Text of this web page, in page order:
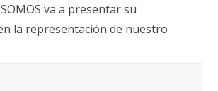
va a presentar su
la representación de nuestro